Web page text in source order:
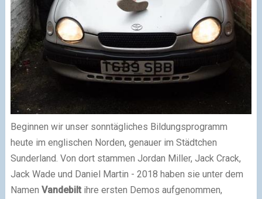
Beginnen wir unser sonntägliches Bildungsprogramm
heute im englischen Norden, genauer im Städtchen
Sunderland. Von dort stammen Jordan Miller, Jack Crack,
Jack Wade und Daniel Martin - 2018 haben sie unter dem
Namen Vandebiltihre ersten Demos aufgenommen,